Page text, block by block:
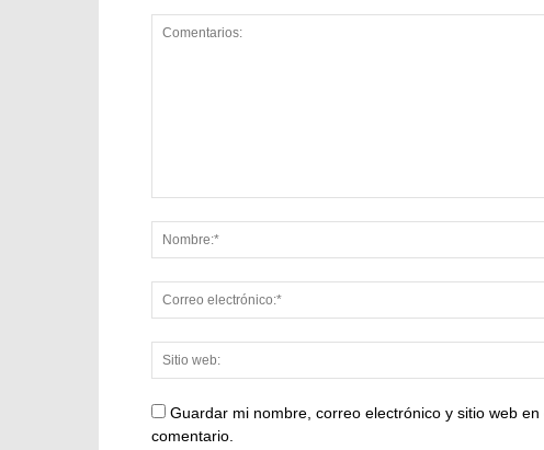
Guardar mi nombre, correo electrónico y sitio web
comentario.